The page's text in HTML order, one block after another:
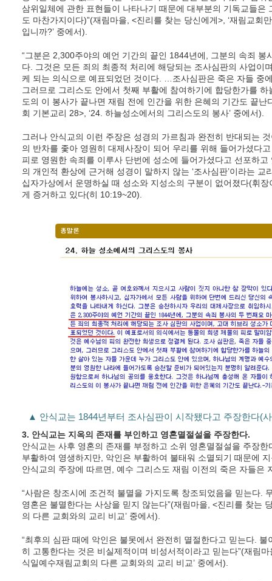
삼위일체에 관한 표현들이 나타나기 때문에 대부분의 기독교들은
도 마찬가지이다)”(재림마을, <진리를 찾는 당신에게>, ‘재림교회
입니까?’ 중에서).
“그분은 2,300주야의 예언 기간의 끝인 1844년에, 그분의 속죄 봉
다. 그것은 모든 죄의 최종적 처리에 해당되는 조사심판의 사업이
케 되는 의식으로 예표되었던 것이다. …조사심판은 죽은 자들 중
그러므로 그리스도 안에서 첫째 부활에 참여하기에 합당한가를
도의 이 봉사가 끝나면 재림 전에 인간을 위한 은혜의 기간도 끝난
회 기본교리 28>, ‘24. 하늘성소에서의 그리스도의 봉사’ 중에서).
그러나 안식교의 이런 주장은 성경의 가르침과 완전히 반대되는
의 반차를 좇아 영원히 대제사장이 되어 우리를 위해 들어가셨다
피로 영원한 속죄를 이루사 단번에 성소에 들어가셨다고 선포하
의 개인적 환상에 근거해 성경이 말하지 않는 ‘조사심판’이라는
십자가상에서 운명하실 때 성소와 지성소의 구분이 없어졌다(휘
게 증거하고 있다(히 10:19~20).
▲ 안식교는 1844년부터 조사심판이 시작됐다고 주장한다(
3. 안식교는 지옥의 존재를 부인하고 영혼멸절설을 주장한다.
안식교는 사후 영혼의 존재를 부정하고 소위 영혼멸절설을 주장
부활하여 영생하지만, 악인은 부활하여 불태워 소멸되기 때문에
안식교의 주장에 따르면, 예수 그리스도 재림 이전의 죽은 자들은
“사람은 창조시에 조건적 불멸을 가지도록 창조되었음을 믿는다.
영혼은 불멸한다는 사상을 믿지 않는다”(재림마을, <진리를 찾는
의 다른 교회와의 교리 비교’ 중에서).
“최후의 심판 때에 악인은 불못에서 완전히 멸절한다고 믿는다.
히 고통한다는 것은 비실제적이며 비성서적이라고 믿는다”(재림
식일예수재림교회의 다른 교회와의 교리 비교’ 중에서).